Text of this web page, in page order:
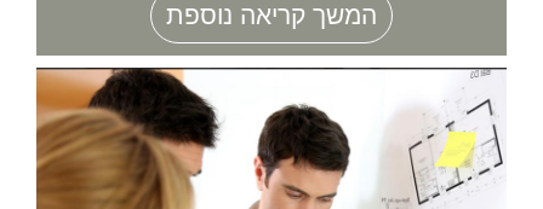
המשך קריאה נוספת